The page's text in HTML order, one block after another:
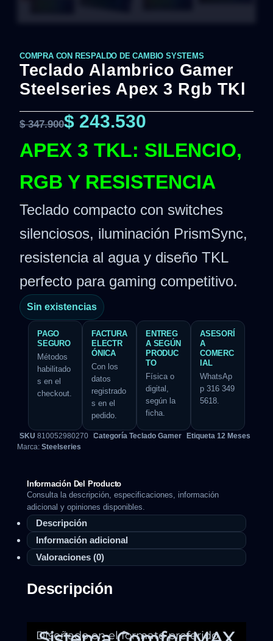
COMPRA CON RESPALDO DE CAMBIO SYSTEMS
Teclado Alambrico Gamer
Steelseries Apex 3 Rgb TKl
$347.900$ 243.530
APEX 3 TKL: SILENCIO,
RGB Y RESISTENCIA
Teclado compacto con switches
silenciosos, iluminación PrismSync,
resistencia al agua y diseño TKL
perfecto para gaming competitivo.
Sin existencias
PAGO
SEGURO
Métodos
habilitado
s en el
checkout.
FACTURA
ELECTR
ÓNICA
Con los
datos
registrado
s en el
pedido.
ENTREG
A SEGÚN
PRODUC
TO
Física o
digital,
según la
ficha.
ASESORÍ
A
COMERC
IAL
WhatsAp
p 316 349
5618.
SKU 810052980270 Categoría Teclado Gamer Etiqueta 12 Meses
Marca: Steelseries
Información Del Producto
Consulta la descripción, especificaciones, información
adicional y opiniones disponibles.
Descripción
Información adicional
Valoraciones (0)
Descripción
Diseñado en el formato preferido